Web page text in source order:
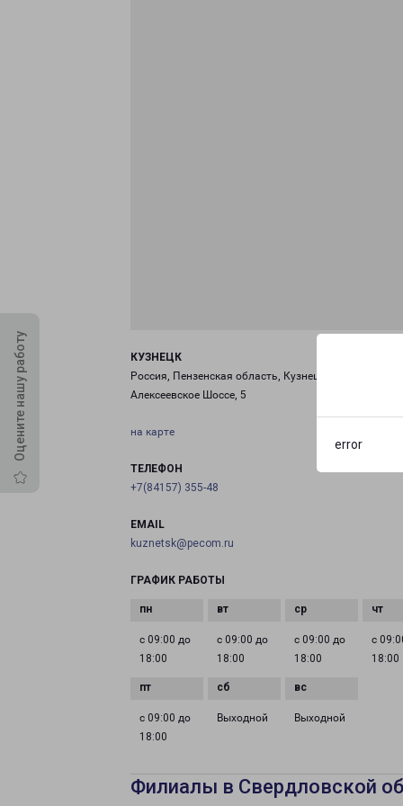
error
Оцените нашу работу
КУЗНЕЦК
Россия, Пензенская область, Кузнецк, улица
Алексеевское Шоссе, 5
на карте
ТЕЛЕФОН
+7(84157) 355-48
EMAIL
kuznetsk@pecom.ru
ГРАФИК РАБОТЫ
с 09:00 до
18:00
с 09:00 до
18:00
с 09:00 до
18:00
с
18:00
с 09:00 до
18:00
Выходной Выходной
Филиалы в Свердловской